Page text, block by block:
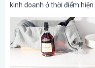
kinh doanh ở thời điểm hiện